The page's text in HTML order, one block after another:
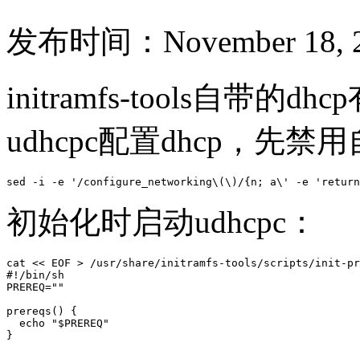
发布时间：November
initramfs-tools自带的
udhcpc配置dhcp，先禁
sed -i -e '/configure_networking\(\)/{n; a\' -e
初始化时启动udhcpc：
cat << EOF > /usr/share/initramfs-tools/scripts/init-
#!/bin/sh
PREREQ=""
prereqs() {
  echo "$PREREQ"
}